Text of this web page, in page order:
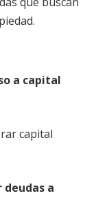
a capital
capital
deudas a